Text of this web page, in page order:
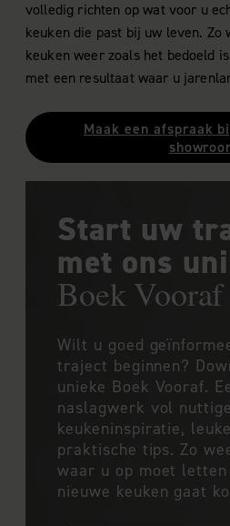
volledig richten op wat voor u
keuken die past bij uw leven. Zo
keuken weer zoals het bedoeld
met een resultaat waar u
Maak een afspraak
Start uw
met ons
Boek Vooraf
Wilt u goed
traject beginnen?
unieke Boek Vooraf.
naslagwerk vol
keukeninspiratie,
praktische tips. Zo
waar u op moet letten
nieuwe keuken gaat